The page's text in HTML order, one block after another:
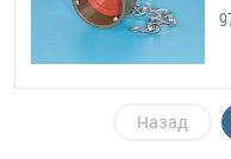
Назад